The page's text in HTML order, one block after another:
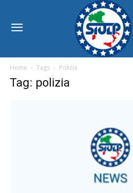
Home Tags Polizia
Tag: polizia